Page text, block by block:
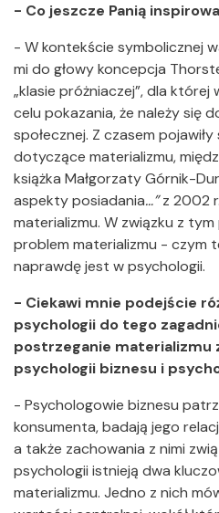
- Co jeszcze Panią
- W kontekście symbolicznej
mi do głowy koncepcja
„klasie próżniaczej”, dla
celu pokazania, że należy się
społecznej. Z czasem
dotyczące materializmu,
książka Małgorzaty Górnik-
aspekty posiadania…”z 2002
materializmu. W związku z tym
problem materializmu - czym
naprawdę jest w psychologii.
- Ciekawi mnie podejście
psychologii do tego
postrzeganie materializmu
psychologii biznesu i
- Psychologowie biznesu
konsumenta, badają jego
a także zachowania z nimi
psychologii istnieją dwa
materializmu. Jedno z nich